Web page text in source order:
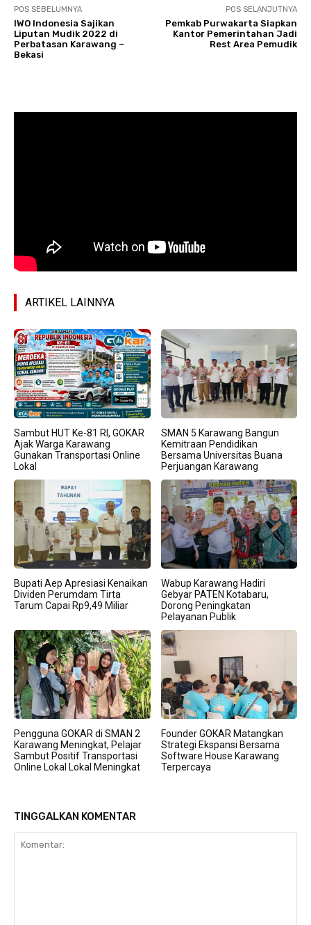
POS SEBELUMNYA
IWO Indonesia Sajikan
Liputan Mudik 2022 di
Perbatasan Karawang –
Bekasi
POS SELANJUTNYA
Pemkab Purwakarta Siapkan
Kantor Pemerintahan Jadi
Rest Area Pemudik
ARTIKEL LAINNYA
Sambut HUT Ke-81 RI, GOKAR
Ajak Warga Karawang
Gunakan Transportasi Online
Lokal
SMAN 5 Karawang Bangun
Kemitraan Pendidikan
Bersama Universitas Buana
Perjuangan Karawang
Bupati Aep Apresiasi Kenaikan
Dividen Perumdam Tirta
Tarum Capai Rp9,49 Miliar
Wabup Karawang Hadiri
Gebyar PATEN Kotabaru,
Dorong Peningkatan
Pelayanan Publik
Pengguna GOKAR di SMAN 2
Karawang Meningkat, Pelajar
Sambut Positif Transportasi
Online Lokal Lokal Meningkat
Founder GOKAR Matangkan
Strategi Ekspansi Bersama
Software House Karawang
Terpercaya
TINGGALKAN KOMENTAR